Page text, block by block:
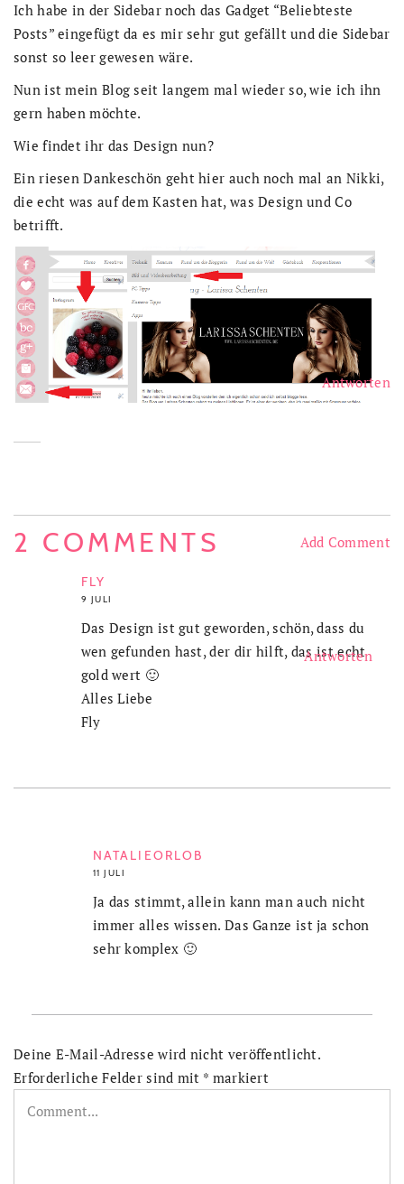
Ich habe in der Sidebar noch das Gadget “Beliebteste
Posts” eingefügt da es mir sehr gut gefällt und die Sidebar
sonst so leer gewesen wäre.
Nun ist mein Blog seit langem mal wieder so, wie ich ihn
gern haben möchte.
Wie findet ihr das Design nun?
Ein riesen Dankeschön geht hier auch noch mal an Nikki,
die echt was auf dem Kasten hat, was Design und Co
betrifft.
2 COMMENTS Add Comment
FLY
9 JULI
Antworten
Das Design ist gut geworden, schön, dass du
wen gefunden hast, der dir hilft, das ist echt
gold wert 🙂
Alles Liebe
Fly
NATALIEORLOB
11 JULI
Antworten
Ja das stimmt, allein kann man auch nicht
immer alles wissen. Das Ganze ist ja schon
sehr komplex 🙂
Deine E-Mail-Adresse wird nicht veröffentlicht.
Erforderliche Felder sind mit * markiert